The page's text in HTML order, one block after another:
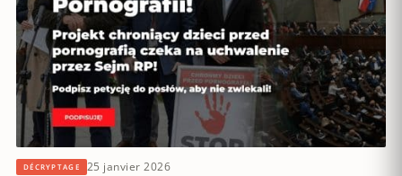
DÉCRYPTAGE 25 janvier 2026